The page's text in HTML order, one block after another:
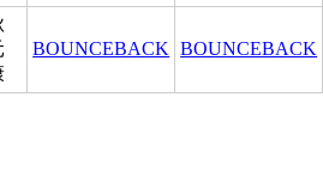
BOUNCEBACK BOUNCEBACK